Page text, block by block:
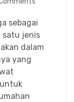
sebagai
satu jenis
dalam
yang